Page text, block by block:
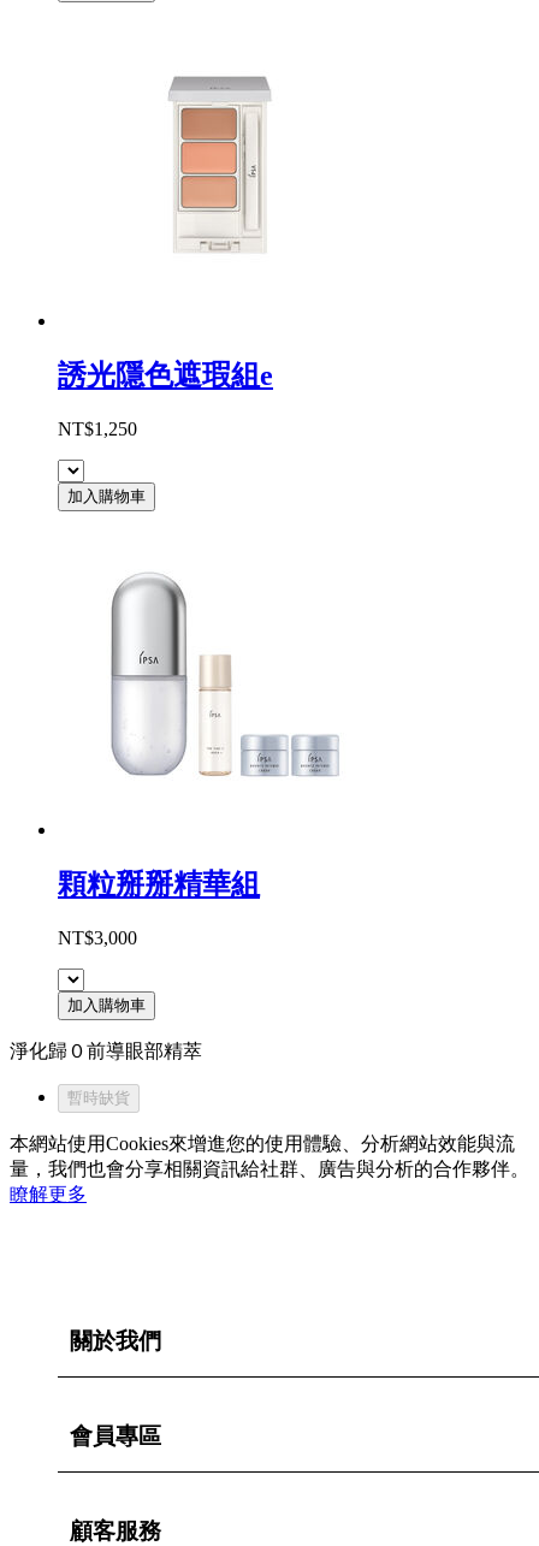
誘光隱色遮瑕組e
NT$1,250
加入購物車
顆粒掰掰精華組
NT$3,000
加入購物車
淨化歸０前導眼部精萃
暫時缺貨
本網站使用Cookies來增進您的使用體驗、分析網站效能與流
量，我們也會分享相關資訊給社群、廣告與分析的合作夥伴。
瞭解更多
關於我們
會員專區
顧客服務